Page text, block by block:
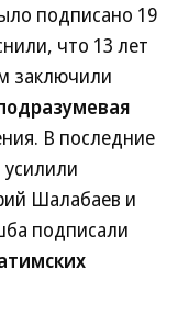
подписано 19
что 13 лет
заключили
В последние
Шалабаев и
подписали